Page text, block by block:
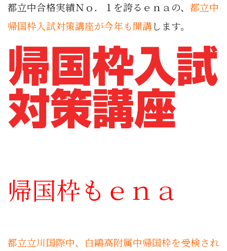
都立中合格実績Ｎｏ．１を誇るｅｎａの、 都立中
帰国枠入試対策講座が今年も開講します。
帰国枠もｅｎａ
都立立川国際中、白鷗高附属中帰国枠を受検され